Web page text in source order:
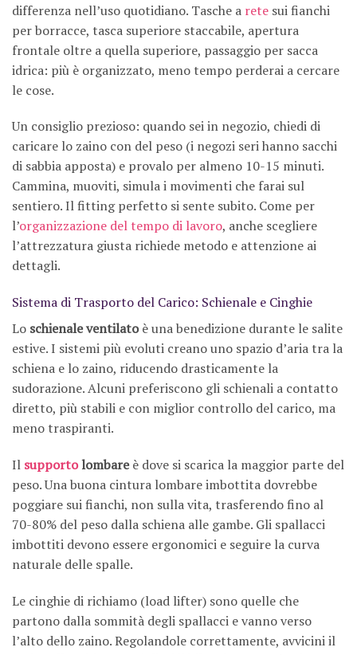
differenza nell’uso quotidiano. Tasche a rete sui fianchi
per borracce, tasca superiore staccabile, apertura
frontale oltre a quella superiore, passaggio per sacca
idrica: più è organizzato, meno tempo perderai a cercare
le cose.
Un consiglio prezioso: quando sei in negozio, chiedi di
caricare lo zaino con del peso (i negozi seri hanno sacchi
di sabbia apposta) e provalo per almeno 10-15 minuti.
Cammina, muoviti, simula i movimenti che farai sul
sentiero. Il fitting perfetto si sente subito. Come per
l’organizzazione del tempo di lavoro, anche scegliere
l’attrezzatura giusta richiede metodo e attenzione ai
dettagli.
Sistema di Trasporto del Carico: Schienale e Cinghie
Lo schienale ventilatoè una benedizione durante le salite
estive. I sistemi più evoluti creano uno spazio d’aria tra la
schiena e lo zaino, riducendo drasticamente la
sudorazione. Alcuni preferiscono gli schienali a contatto
diretto, più stabili e con miglior controllo del carico, ma
meno traspiranti.
Il supportolombareè dove si scarica la maggior parte del
peso. Una buona cintura lombare imbottita dovrebbe
poggiare sui fianchi, non sulla vita, trasferendo fino al
70-80% del peso dalla schiena alle gambe. Gli spallacci
imbottiti devono essere ergonomici e seguire la curva
naturale delle spalle.
Le cinghie di richiamo (load lifter) sono quelle che
partono dalla sommità degli spallacci e vanno verso
l’alto dello zaino. Regolandole correttamente, avvicini il